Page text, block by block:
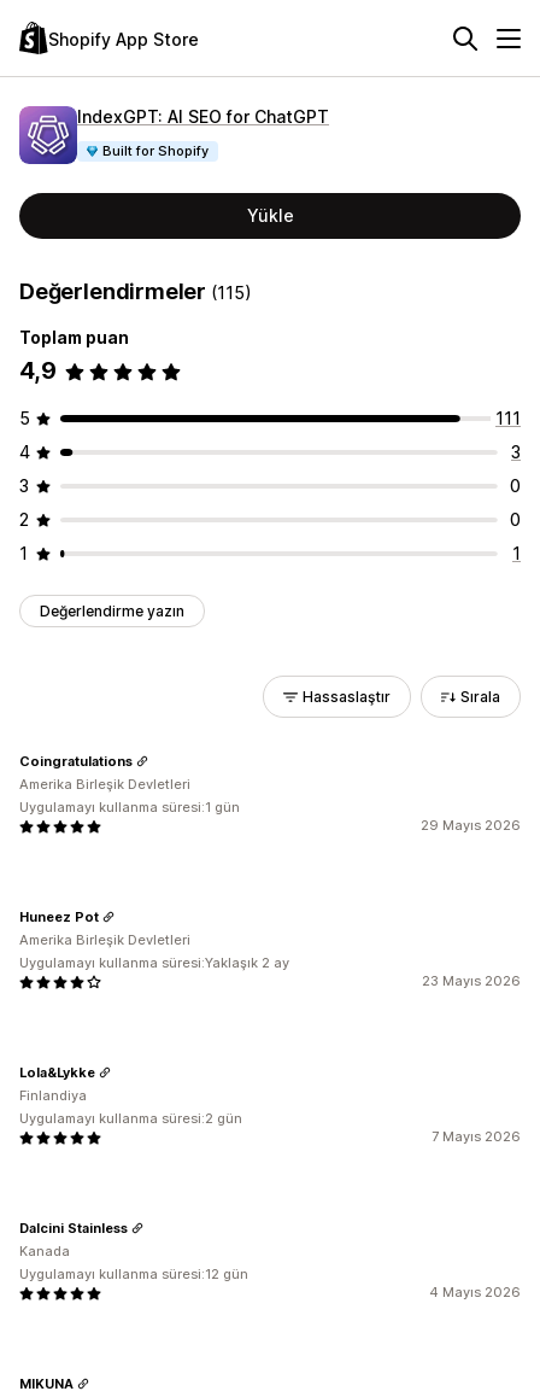
Shopify App Store
IndexGPT: AI SEO for ChatGPT
Built for Shopify
Yükle
Değerlendirmeler (115)
Toplam puan
4,9
5
111
4
3
3
0
2
0
1
1
Değerlendirme yazın
Hassaslaştır Sırala
29 Mayıs 2026
Coingratulations
Amerika Birleşik Devletleri
Uygulamayı kullanma süresi:1 gün
23 Mayıs 2026
Huneez Pot
Amerika Birleşik Devletleri
Uygulamayı kullanma süresi:Yaklaşık 2 ay
7 Mayıs 2026
Lola&Lykke
Finlandiya
Uygulamayı kullanma süresi:2 gün
4 Mayıs 2026
Dalcini Stainless
Kanada
Uygulamayı kullanma süresi:12 gün
MIKUNA